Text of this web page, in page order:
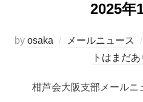
2025年
by osaka メールニュース
トはまだ
柑芦会大阪支部メール